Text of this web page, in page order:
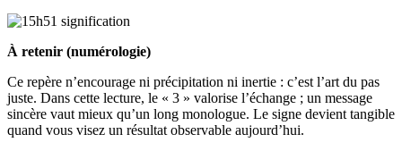
À retenir (numérologie)
Ce repère n’encourage ni précipitation ni inertie : c’est l’art du pas
juste. Dans cette lecture, le « 3 » valorise l’échange ; un message
sincère vaut mieux qu’un long monologue. Le signe devient tangible
quand vous visez un résultat observable aujourd’hui.